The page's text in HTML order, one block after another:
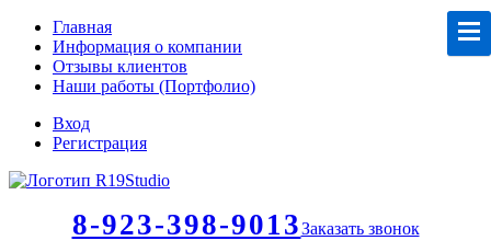
Главная
Информация о компании
Отзывы клиентов
Наши работы (Портфолио)
Вход
Регистрация
8-923-398-9013Заказать звонок